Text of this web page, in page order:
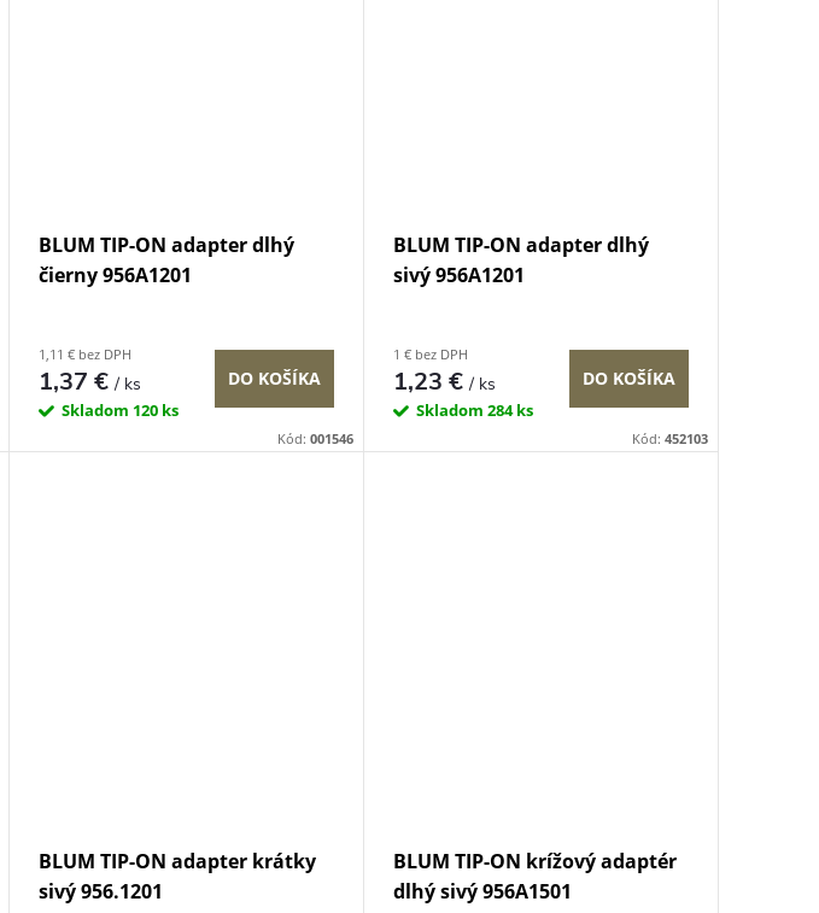
BLUM TIP-ON adapter dlhý
čierny 956A1201
1,11 € bez DPH
1,37 €/ ks
Skladom 120 ks
DO KOŠÍKA
Kód: 001546
BLUM TIP-ON adapter dlhý
sivý 956A1201
1 € bez DPH
1,23 €/ ks
Skladom 284 ks
DO KOŠÍKA
Kód: 452103
BLUM TIP-ON adapter krátky
sivý 956.1201
BLUM TIP-ON krížový adaptér
dlhý sivý 956A1501